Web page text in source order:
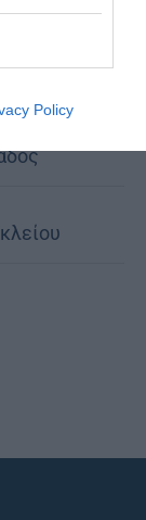
Policy
στα